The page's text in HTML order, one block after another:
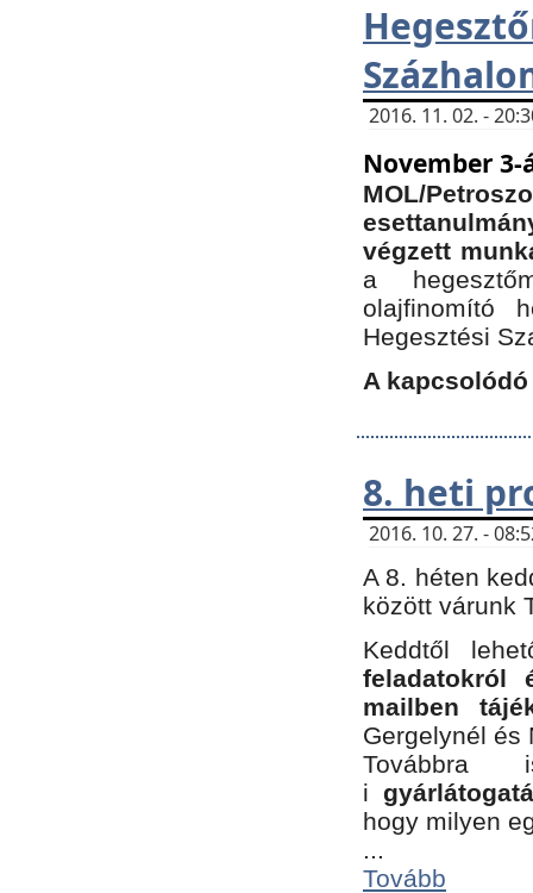
2016. 11. 02. -
November
MOL/
végzett
a
olajfinomító
Hegesztési
A
8. heti
2016. 10. 27. -
A 8. héten
között várunk
Keddtől
feladatokról
mailben
Gergelynél és
Továbbra
i
hogy milyen
...
Tovább